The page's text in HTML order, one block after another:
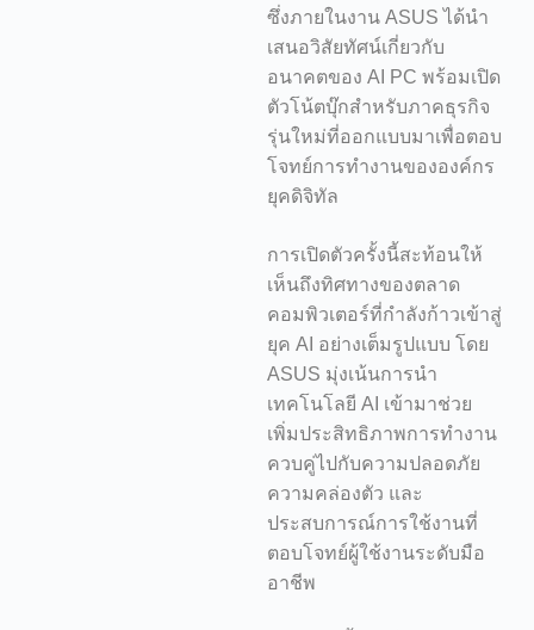
ซึ่งภายในงาน ASUS ได้นำ
เสนอวิสัยทัศน์เกี่ยวกับ
อนาคตของ AI PC พร้อมเปิด
ตัวโน้ตบุ๊กสำหรับภาคธุรกิจ
รุ่นใหม่ที่ออกแบบมาเพื่อตอบ
โจทย์การทำงานขององค์กร
ยุคดิจิทัล
การเปิดตัวครั้งนี้สะท้อนให้
เห็นถึงทิศทางของตลาด
คอมพิวเตอร์ที่กำลังก้าวเข้าสู่
ยุค AI อย่างเต็มรูปแบบ โดย
ASUS มุ่งเน้นการนำ
เทคโนโลยี AI เข้ามาช่วย
เพิ่มประสิทธิภาพการทำงาน
ควบคู่ไปกับความปลอดภัย
ความคล่องตัว และ
ประสบการณ์การใช้งานที่
ตอบโจทย์ผู้ใช้งานระดับมือ
อาชีพ